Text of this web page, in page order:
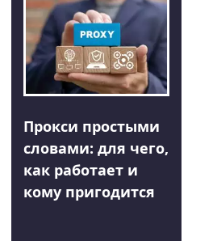
Прокси простыми
словами: для чего,
как работает и
кому пригодится